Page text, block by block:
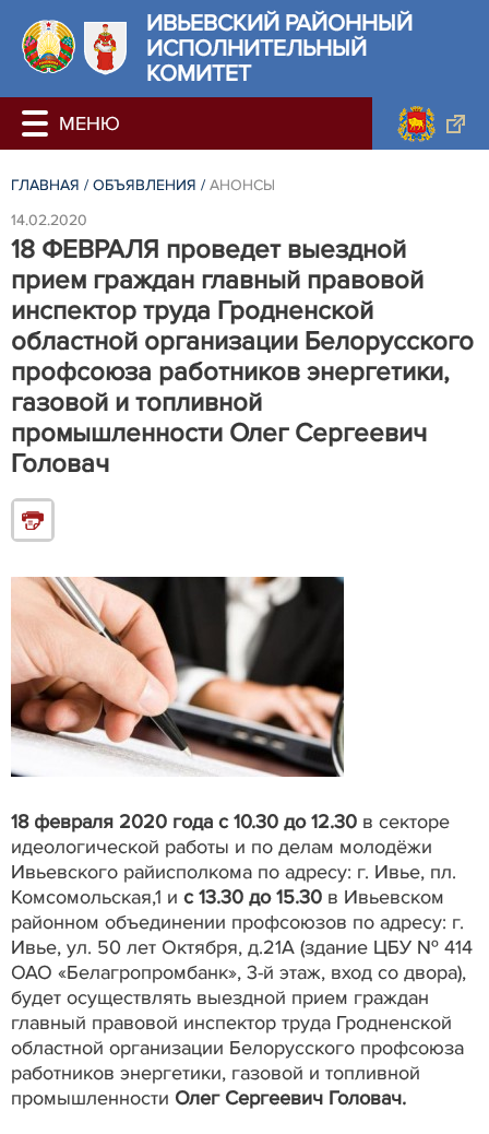
ИВЬЕВСКИЙ РАЙОННЫЙ
ИСПОЛНИТЕЛЬНЫЙ
КОМИТЕТ
ГЛАВНАЯ / ОБЪЯВЛЕНИЯ / АНОНСЫ
14.02.2020
18 ФЕВРАЛЯ проведет выездной
прием граждан главный правовой
инспектор труда Гродненской
областной организации Белорусского
профсоюза работников энергетики,
газовой и топливной
промышленности Олег Сергеевич
Головач
18 февраля 2020 года с 10.30 до 12.30 в секторе
идеологической работы и по делам молодёжи
Ивьевского райисполкома по адресу: г. Ивье, пл.
Комсомольская,1 и с 13.30 до 15.30 в Ивьевском
районном объединении профсоюзов по адресу: г.
Ивье, ул. 50 лет Октября, д.21А (здание ЦБУ № 414
ОАО «Белагропромбанк», 3-й этаж, вход со двора),
будет осуществлять выездной прием граждан
главный правовой инспектор труда Гродненской
областной организации Белорусского профсоюза
работников энергетики, газовой и топливной
промышленности Олег Сергеевич Головач.